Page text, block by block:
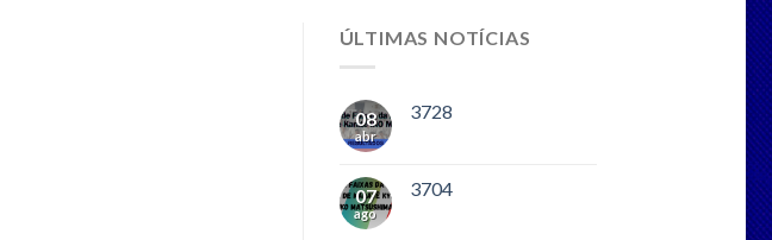
ÚLTIMAS NOTÍCIAS
08
abr
3728
07
ago
3704